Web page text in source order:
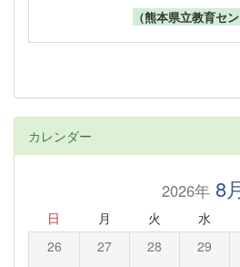
（熊本県立教育セン
カレンダー
2026年8
日 月 火 水
26 27 28 29